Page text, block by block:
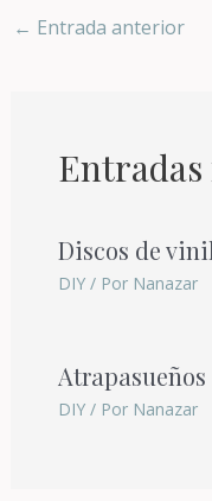
← Entrada anterior
Entradas
Discos de
DIY/ Por Nanazar
DIY/ Por Nanazar